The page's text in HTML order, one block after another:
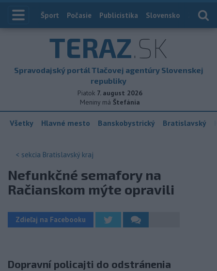
Index
Šport Počasie Publicistika Slovensko
TERAZ.SK
Spravodajský portál Tlačovej agentúry Slovenskej
republiky
Piatok 7. august 2026
Meniny má Štefánia
Všetky Hlavné mesto Banskobystrický Bratislavský
< sekcia Bratislavský kraj
Nefunkčné semafory na
Račianskom mýte opravili
Zdieľaj na Facebooku
Dopravní policajti do odstránenia